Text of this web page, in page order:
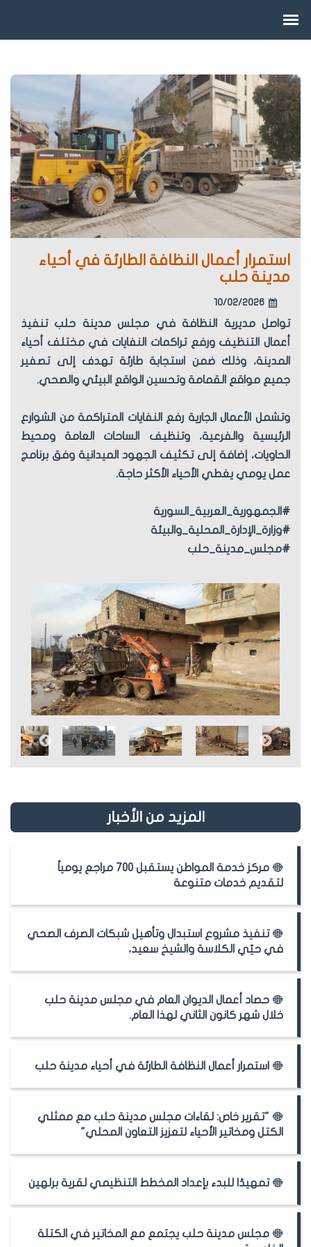
استمرار أعمال النظافة الطارئة في أحياء
مدينة حلب
10/02/2026
تواصل مديرية النظافة في مجلس مدينة حلب تنفيذ
أعمال التنظيف ورفع تراكمات النفايات في مختلف أحياء
المدينة، وذلك ضمن استجابة طارئة تهدف إلى تصفير
جميع مواقع القمامة وتحسين الواقع البيئي والصحي.
وتشمل الأعمال الجارية رفع النفايات المتراكمة من الشوارع
الرئيسية والفرعية، وتنظيف الساحات العامة ومحيط
الحاويات، إضافة إلى تكثيف الجهود الميدانية وفق برنامج
عمل يومي يغطي الأحياء الأكثر حاجة.
#الجمهورية_العربية_السورية
#وزارة_الإدارة_المحلية_والبيئة
#مجلس_مدينة_حلب
المزيد من الأخبار
مركز خدمة المواطن يستقبل 700 مراجع يومياً
لتقديم خدمات متنوعة
تنفيذ مشروع استبدال وتأهيل شبكات الصرف الصحي
في حيّي الكلاسة والشيخ سعيد،
حصاد أعمال الديوان العام في مجلس مدينة حلب
خلال شهر كانون الثاني لهذا العام.
استمرار أعمال النظافة الطارئة في أحياء مدينة حلب
"تقرير خاص: لقاءات مجلس مدينة حلب مع ممثلي
الكتل ومخاتير الأحياء لتعزيز التعاون المحلي"
تمهيدًا للبدء بإعداد المخطط التنظيمي لقرية برلهين
مجلس مدينة حلب يجتمع مع المخاتير في الكتلة